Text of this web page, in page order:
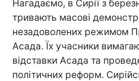
Нагадаємо, в Сирії з
тривають масові
незадоволених режимом
Асада. Їх учасники
відставки Асада та
політичних реформ.